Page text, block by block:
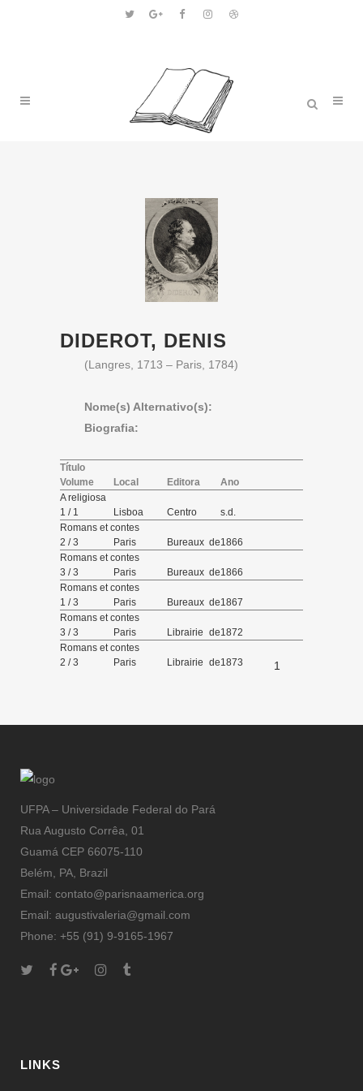
DIDEROT, DENIS
(Langres, 1713 – Paris, 1784)
Nome(s) Alternativo(s):
Biografia:
Título
Volume
Local Editora
Ano
A religiosa
1 / 1
Lisboa
Centro
editor José
C.a
s.d.
Romans et contes
2 / 3
Paris
Bureaux de
Publication
1866
Romans et contes
3 / 3
Paris
Bureaux de
Publication
1866
Romans et contes
1 / 3
Paris
Bureaux de
Publication
1867
Romans et contes
3 / 3
Paris
Librairie de
Bibliothèque
1872
Romans et contes
2 / 3
Paris
Librairie de1873 1
UFPA – Universidade Federal do Pará
Rua Augusto Corrêa, 01
Guamá CEP 66075-110
Belém, PA, Brazil
Email: contato@parisnaamerica.org
Email: augustivaleria@gmail.com
Phone: +55 (91) 9-9165-1967
LINKS